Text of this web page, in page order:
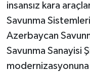
insansız kara
Savunma
Azerbaycan
Savunma Sanayisi